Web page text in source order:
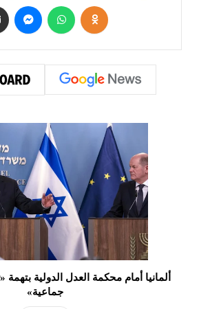
ألمانيا أمام محكمة العدل الدولية بتهمة
جماعية»